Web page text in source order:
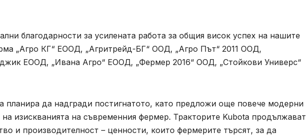
благодарности за усилената работа за общия висок успех на нашите
„Агро КГ“ ЕООД, „Агритрейд-БГ“ ООД, „Агро Път“ 2011 ООД,
ЕООД, „Ивана Агро“ ЕООД, „Фермер 2016“ ООД, „Стойкови Универс“
планира да надгради постигнатото, като предложи още повече модерни
изискванията на съвременния фермер. Тракторите Kubota продължават
и производителност – ценности, които фермерите търсят, за да